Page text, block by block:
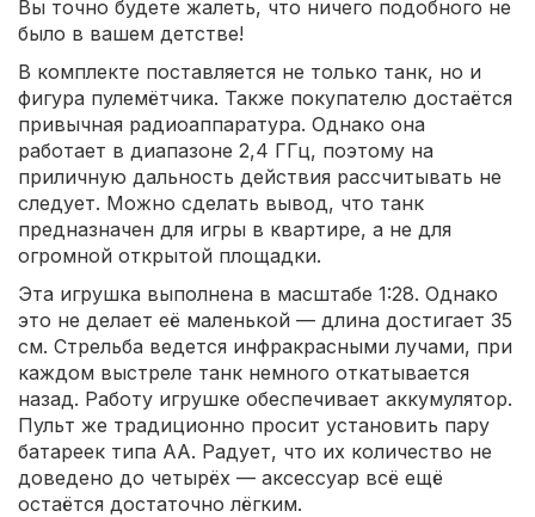
Вы точно будете жалеть, что ничего подобного не
было в вашем детстве!
В комплекте поставляется не только танк, но и
фигура пулемётчика. Также покупателю достаётся
привычная радиоаппаратура. Однако она
работает в диапазоне 2,4 ГГц, поэтому на
приличную дальность действия рассчитывать не
следует. Можно сделать вывод, что танк
предназначен для игры в квартире, а не для
огромной открытой площадки.
Эта игрушка выполнена в масштабе 1:28. Однако
это не делает её маленькой — длина достигает 35
см. Стрельба ведется инфракрасными лучами, при
каждом выстреле танк немного откатывается
назад. Работу игрушке обеспечивает аккумулятор.
Пульт же традиционно просит установить пару
батареек типа AA. Радует, что их количество не
доведено до четырёх — аксессуар всё ещё
остаётся достаточно лёгким.